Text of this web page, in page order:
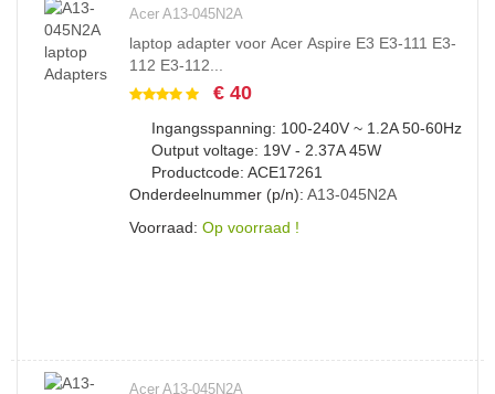
Acer A13-045N2A
laptop adapter voor Acer Aspire E3 E3-111 E3-
112 E3-112...
€ 40
Ingangsspanning: 100-240V ~ 1.2A 50-60Hz
Output voltage: 19V - 2.37A 45W
Productcode: ACE17261
Onderdeelnummer (p/n): A13-045N2A
Voorraad: Op voorraad !
Acer A13-045N2A